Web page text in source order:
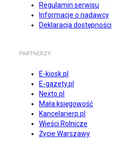
Regulamin serwisu
Informacje o nadawcy
Deklaracja dostępności
PARTNERZY
E-kiosk.pl
E-gazety.pl
Nexto.pl
Mała księgowość
Kancelarierp.pl
Wieści Rolnicze
Życie Warszawy